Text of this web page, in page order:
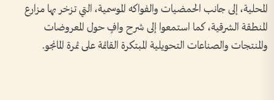
المحلية، إلى جانب الحمضيات والفواكه الموسمية، التي تزخر بها مزارع
المنطقة الشرقية، كما استمعوا إلى شرح وافٍ حول المعروضات
والمنتجات والصناعات التحويلية المبتكرة القائمة على ثمرة المانجو.